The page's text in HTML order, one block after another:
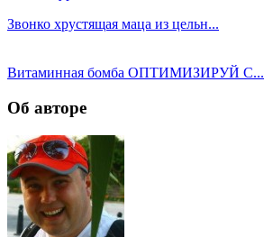
Звонко хрустящая маца из цельн...
Витаминная бомба ОПТИМИЗИРУЙ С...
Об авторе